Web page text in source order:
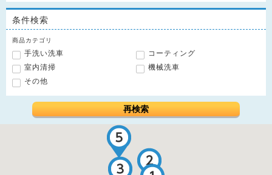
条件検索
商品カテゴリ
手洗い洗車
コーティング
室内清掃
機械洗車
その他
再検索